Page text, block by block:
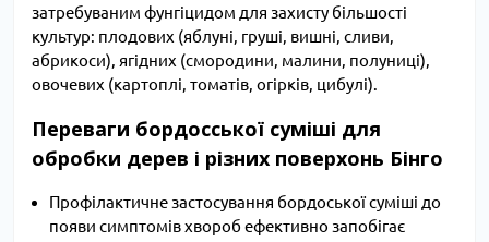
затребуваним фунгіцидом для захисту більшості
культур: плодових (яблуні, груші, вишні, сливи,
абрикоси), ягідних (смородини, малини, полуниці),
овочевих (картоплі, томатів, огірків, цибулі).
Переваги бордосської суміші для
обробки дерев і різних поверхонь Бінго
Профілактичне застосування бордоської суміші до
появи симптомів хвороб ефективно запобігає